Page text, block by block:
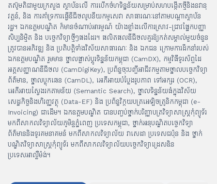
តស៊ូមតិជាមួយក្រសួង ស្ថាប័នលើ ការបើកចំហទិន្នន័យសម្រាប់សហបង្កើតថ្មីនិងនវានុ
វត្តន៍, និង ការគាំទ្រការធ្វើឌីជីថលូបនីយកម្មសេវា សាធារណៈនៅតាមបណ្តាស្ថាប័ន
រដ្ឋ។ ឯកឧត្តមបណ្ឌិត ក៏មានចំណាប់អារម្មណ៍ យ៉ាងខ្លាំងលើការស្រាវ-ជ្រាវផ្នែកបញ្ញា
សិប្បនិម្មិត និង បច្ចេកវិទ្យាថ្មីៗផងដែរ។ ផលិតផលឌីជីថលគួរឱ្យកត់សម្គាល់មួយចំនួន
ត្រូវបានអភិវឌ្ឍ និង ប្រតិបត្តិទាំងវិស័យសាធារណៈ និង ឯកជន ក្រោមការដឹកនាំរបស់
ឯកឧត្តមបណ្ឌិត រួមមាន ថ្នាលផ្លាស់ប្តូរទិន្នន័យកម្ពុជា (CamDX), កម្មវិធីទូរស័ព្ទដៃ
អត្តសញ្ញាណឌីជីថល (CamDigiKey), ប្រព័ន្ធចុះបញ្ជីអាជីវកម្មតាមថ្នាលបច្ចេកវិទ្យា
ព័ត៌មាន, ថ្នាលប្លុកឆេន (CamDL), អេភីអាយបំប្លែងរូបភាព ទៅអក្សរ (OCR),
អេភីអាយស្វែងរកតាមន័យ (Semantic Search), ថ្នាលទិន្នន័យធំក្នុងវិស័យ
សេដ្ឋកិច្ចនិងហិរញ្ញវត្ថុ (Data-EF) និង ប្រព័ន្ធវិក្កយបត្រអេឡិចត្រូនិកកម្ពុជា (e-
Invoicing) ជាដើម។ ឯកឧត្តមបណ្ឌិត បានបញ្ចប់ថ្នាក់បរិញ្ញាបត្រវិទ្យាសាស្រ្តកុំព្យូទ័រ
មកពីសាកលវិទ្យាល័យភូមិន្ទភ្នំពេញ ប្រទេសកម្ពុជា, ថ្នាក់អនុបណ្ឌិតបច្ចេកវិទ្យា
ព័ត៌មាននិងទូរគមនាគមន៍ មកពីសាកលវិទ្យាល័យ វាសេដា ប្រទេសជប៉ុន និង ថ្នាក់
បណ្ឌិតវិទ្យាសាស្រ្តកុំព្យូទ័រ មកពីសាកលវិទ្យាល័យបច្ចេកវិទ្យាដ្រេសឌិន
ប្រទេសអាល្លឺម៉ង់។